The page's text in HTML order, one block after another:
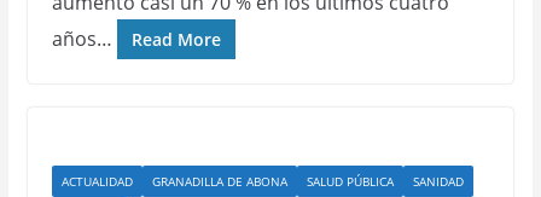
años…
Read More
ACTUALIDAD GRANADILLA DE ABONA SALUD PÚBLICA
SANIDAD